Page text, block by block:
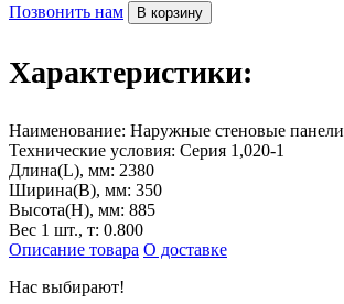
Позвонить нам В корзину
Характеристики:
Наименование: Наружные стеновые панели
Технические условия: Серия 1,020-1
Длина(L), мм: 2380
Ширина(B), мм: 350
Высота(H), мм: 885
Вес 1 шт., т: 0.800
Описание товара О доставке
Нас выбирают!